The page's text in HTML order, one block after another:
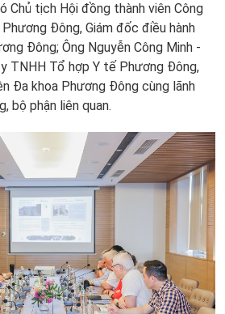
Chủ tịch Hội đồng thành viên Công
Đông, Giám đốc điều hành
Đông; Ông Nguyễn Công Minh -
TNHH Tổ hợp Y tế Phương Đông,
Đa khoa Phương Đông cùng lãnh
bộ phận liên quan.